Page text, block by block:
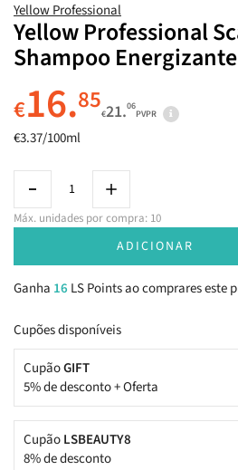
Yellow Professional
Yellow Professional
Shampoo
€16.85€21.06
PVPR
€3.37/100ml
Máx. unidades por compra: 10
ADICIONAR
Ganha 16 LS Points ao comprares este
Cupões disponíveis
CupãoGIFT
5% de desconto + Oferta
CupãoLSBEAUTY8
8% de desconto